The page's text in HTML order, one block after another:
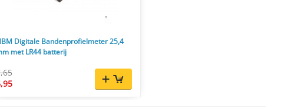
Digitale Bandenprofielmeter 25,4
met LR44 batterij